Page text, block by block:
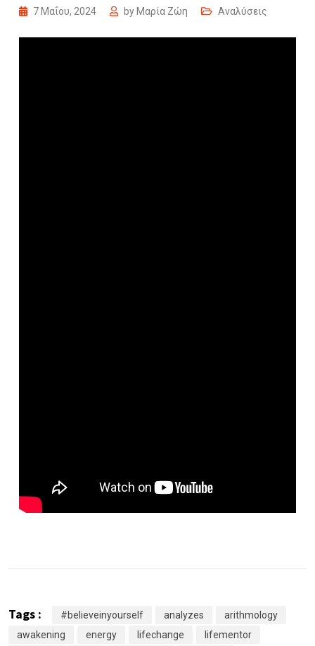
7 Μαΐου, 2024 by Μαρία Ζώη Αναλύσεις
Tags : #believeinyourself analyzes
arithmology
awakening
energy lifechange
lifementor